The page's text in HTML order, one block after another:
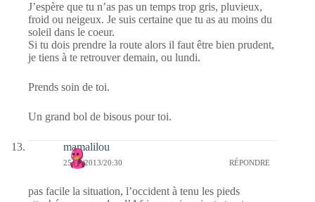
J’espère que tu n’as pas un temps trop gris, pluvieux,
froid ou neigeux. Je suis certaine que tu as au moins du
soleil dans le coeur.
Si tu dois prendre la route alors il faut être bien prudent,
je tiens à te retrouver demain, ou lundi.
Prends soin de toi.
Un grand bol de bisous pour toi.
mamalilou
25/01/2013/20:30 RÉPONDRE
pas facile la situation, l’occident à tenu les pieds